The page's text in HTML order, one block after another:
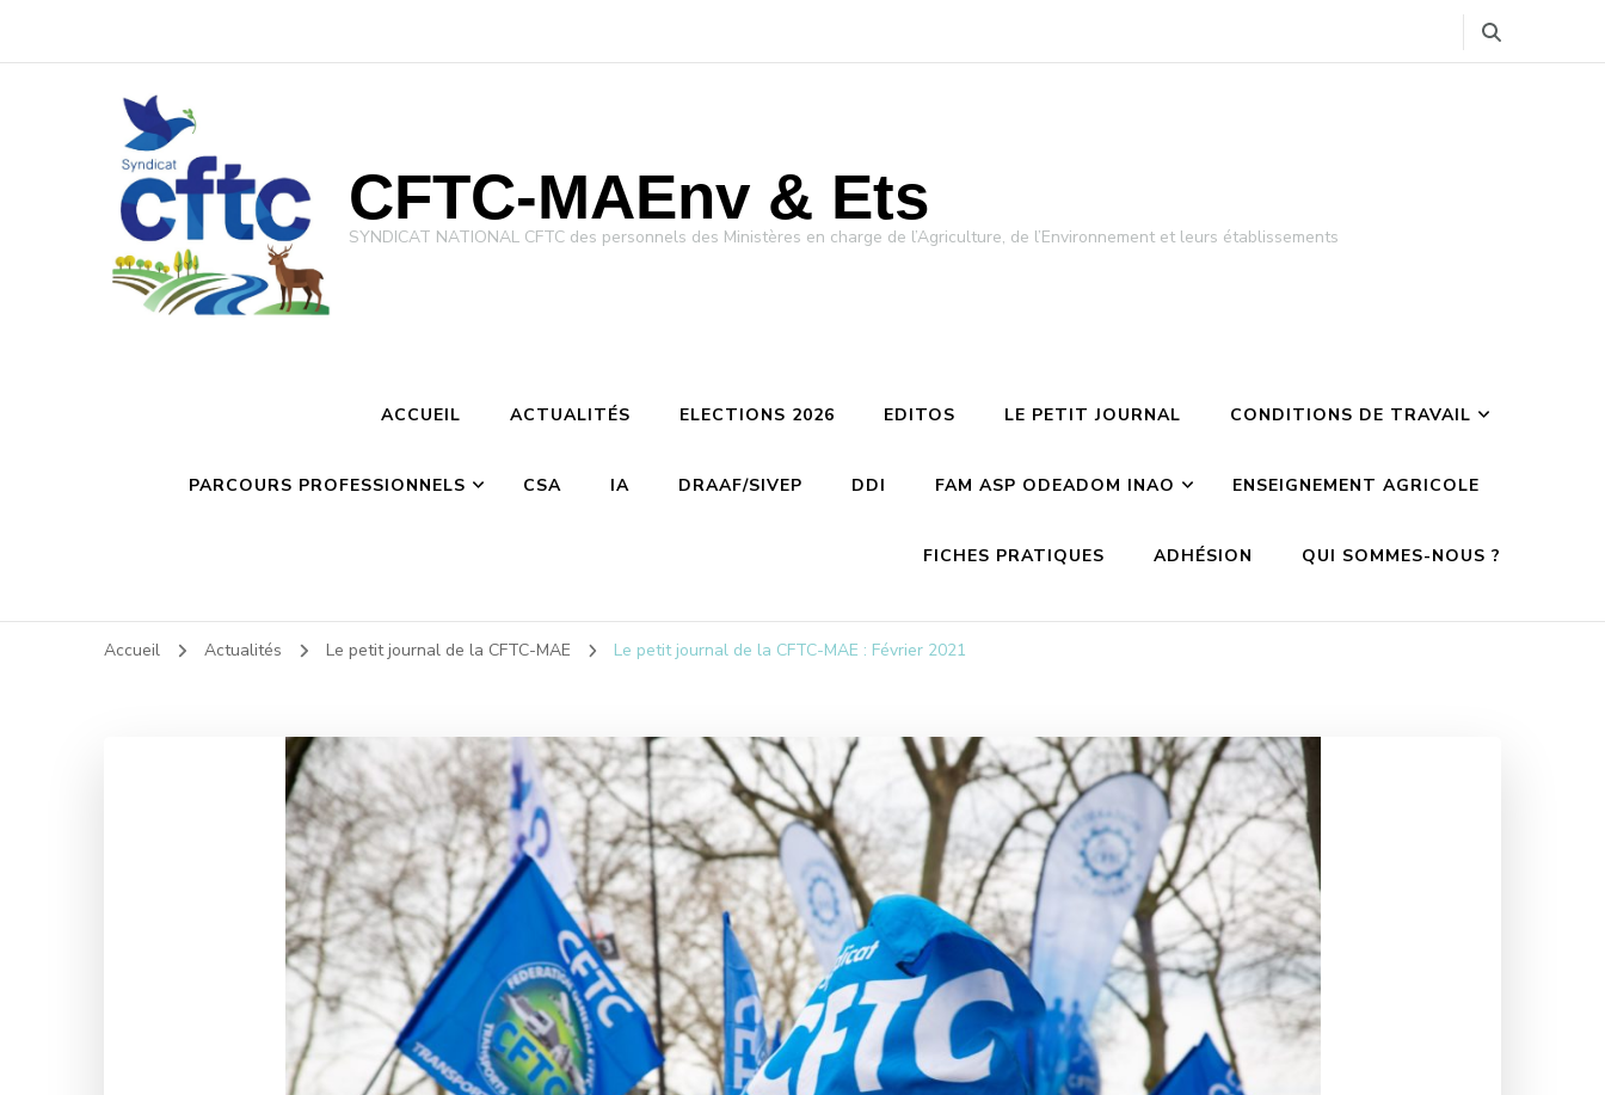
CFTC-MAEnv & Ets
SYNDICAT NATIONAL CFTC des personnels des Ministères en charge de l’Agriculture, de l’Environnement et leurs établissements
ACCUEIL ACTUALITÉS ELECTIONS 2026 EDITOS LE PETIT JOURNAL CONDITIONS DE TRAVAIL
PARCOURS PROFESSIONNELS CSA IA DRAAF/SIVEP DDI FAM ASP ODEADOM INAO ENSEIGNEMENT AGRICOLE
FICHES PRATIQUES ADHÉSION QUI SOMMES-NOUS ?
Accueil Actualités Le petit journal de la CFTC-MAE Le petit journal de la CFTC-MAE : Février 2021